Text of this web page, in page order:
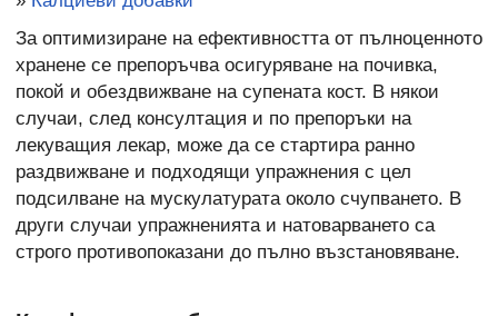
За оптимизиране на ефективността от пълноценното
хранене се препоръчва осигуряване на почивка,
покой и обездвижване на супената кост. В някои
случаи, след консултация и по препоръки на
лекуващия лекар, може да се стартира ранно
раздвижване и подходящи упражнения с цел
подсилване на мускулатурата около счупването. В
други случаи упражненията и натоварването са
строго противопоказани до пълно възстановяване.